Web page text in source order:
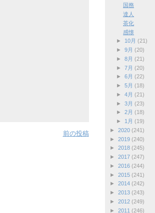
前の投稿
国務
達人
茶化
感懐
►
10月 (21)
► 9月 (20)
► 8月 (21)
► 7月 (20)
► 6月 (22)
► 5月 (18)
► 4月 (21)
► 3月 (23)
► 2月 (18)
►
1月 (19)
► 2020 (241)
► 2019 (240)
► 2018 (245)
► 2017 (247)
► 2016 (244)
► 2015 (241)
► 2014 (242)
► 2013 (243)
► 2012 (249)
► 2011 (246)